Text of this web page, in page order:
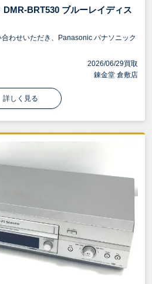
BRT530 ブルーレイディス
わせいただき、Panasonic パナソニック
2026/06/29買取
錬金堂 倉敷店
詳しく見る